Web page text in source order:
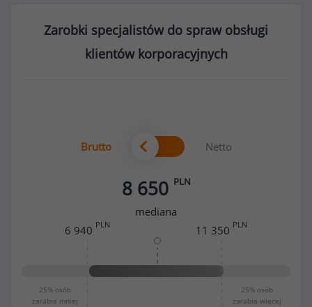
Zarobki specjalistów do spraw obsługi
klientów korporacyjnych
Brutto Netto
8 650 PLN
mediana
25% osób
zarabia mniej
25% osób
zarabia więcej
6 940 PLN 11 350 PLN